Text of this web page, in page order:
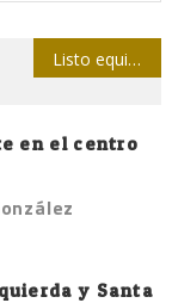
Listo equipo de softbol de Camagüey para el torneo nacional de la prensa
en el centro
y Santa